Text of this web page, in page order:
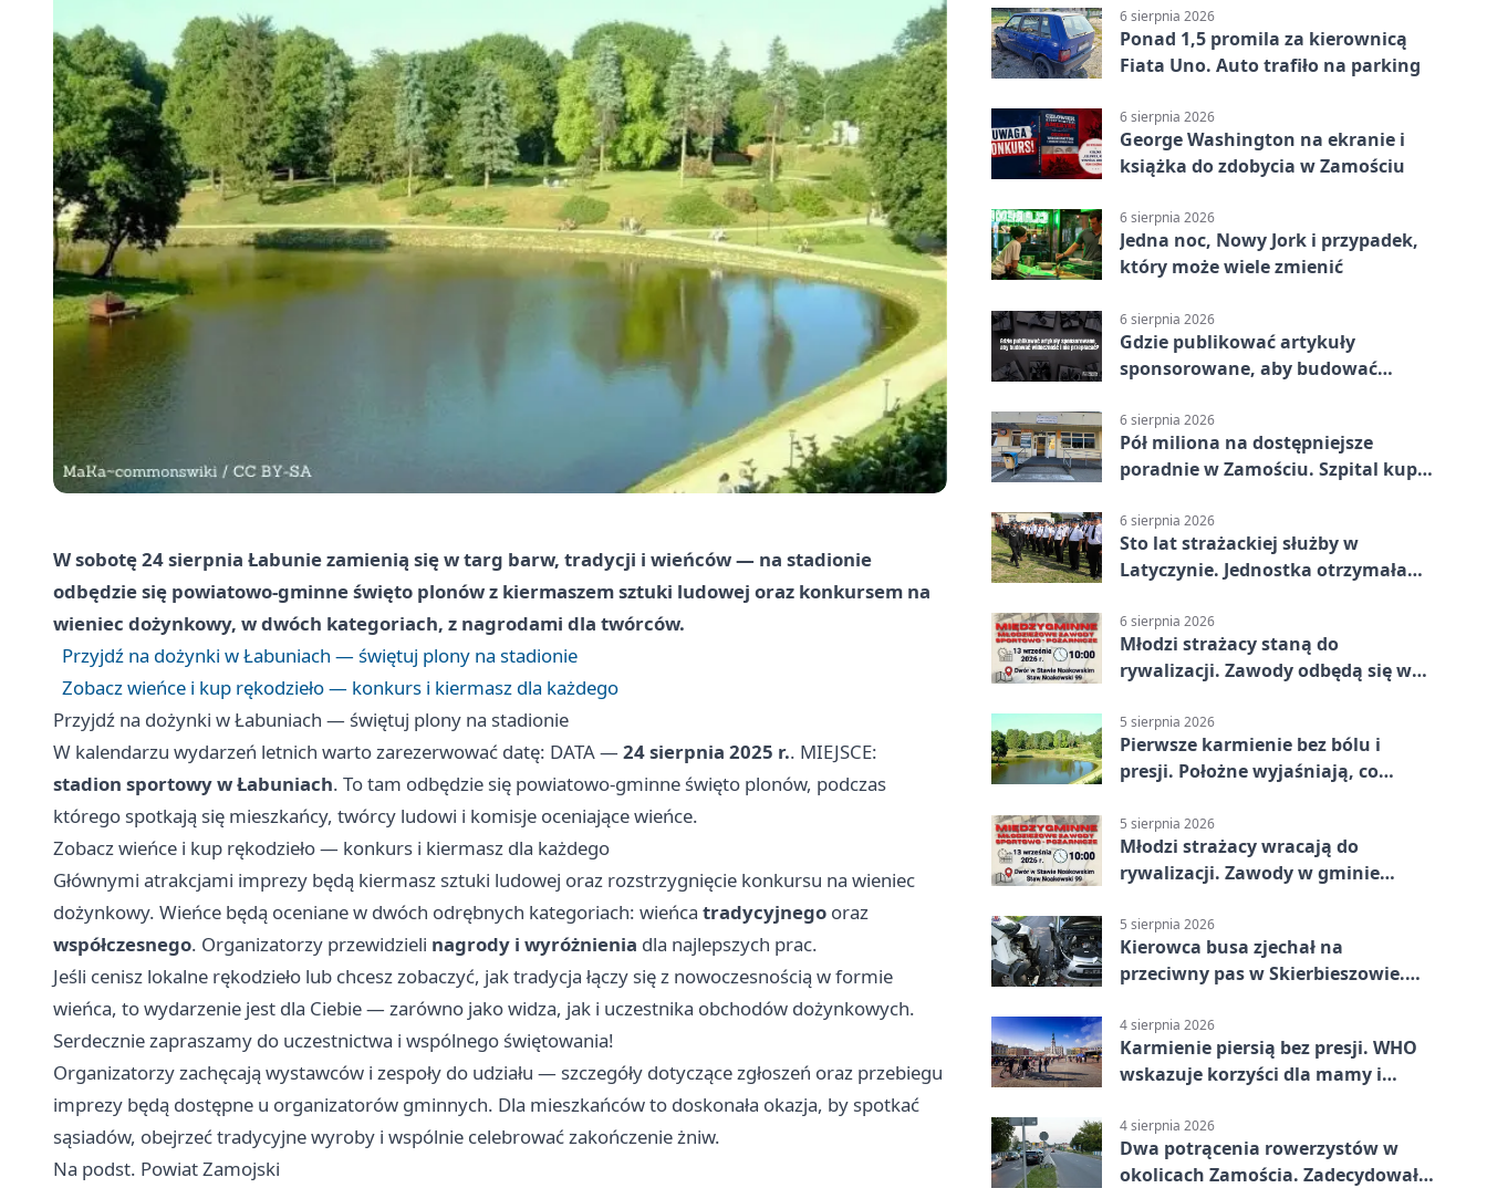
W sobotę 24 sierpnia Łabunie zamienią się w targ barw, tradycji i wieńców — na stadionie
odbędzie się powiatowo-gminne święto plonów z kiermaszem sztuki ludowej oraz konkursem na
wieniec dożynkowy, w dwóch kategoriach, z nagrodami dla twórców.
Przyjdź na dożynki w Łabuniach — świętuj plony na stadionie
Zobacz wieńce i kup rękodzieło — konkurs i kiermasz dla każdego
Przyjdź na dożynki w Łabuniach — świętuj plony na stadionie
W kalendarzu wydarzeń letnich warto zarezerwować datę: DATA — 24 sierpnia 2025 r.. MIEJSCE:
stadion sportowy w Łabuniach. To tam odbędzie się powiatowo-gminne święto plonów, podczas
którego spotkają się mieszkańcy, twórcy ludowi i komisje oceniające wieńce.
Zobacz wieńce i kup rękodzieło — konkurs i kiermasz dla każdego
Głównymi atrakcjami imprezy będą kiermasz sztuki ludowej oraz rozstrzygnięcie konkursu na wieniec
dożynkowy. Wieńce będą oceniane w dwóch odrębnych kategoriach: wieńca tradycyjnego oraz
współczesnego. Organizatorzy przewidzieli nagrody i wyróżnienia dla najlepszych prac.
Jeśli cenisz lokalne rękodzieło lub chcesz zobaczyć, jak tradycja łączy się z nowoczesnością w formie
wieńca, to wydarzenie jest dla Ciebie — zarówno jako widza, jak i uczestnika obchodów dożynkowych.
Serdecznie zapraszamy do uczestnictwa i wspólnego świętowania!
Organizatorzy zachęcają wystawców i zespoły do udziału — szczegóły dotyczące zgłoszeń oraz przebiegu
imprezy będą dostępne u organizatorów gminnych. Dla mieszkańców to doskonała okazja, by spotkać
sąsiadów, obejrzeć tradycyjne wyroby i wspólnie celebrować zakończenie żniw.
Na podst. Powiat Zamojski
6 sierpnia 2026
Ponad 1,5 promila za kierownicą
Fiata Uno. Auto trafiło na parking
6 sierpnia 2026
George Washington na ekranie i
książka do zdobycia w Zamościu
6 sierpnia 2026
Jedna noc, Nowy Jork i przypadek,
który może wiele zmienić
6 sierpnia 2026
Gdzie publikować artykuły
sponsorowane, aby budować
6 sierpnia 2026
Pół miliona na dostępniejsze
poradnie w Zamościu. Szpital kupi
6 sierpnia 2026
Sto lat strażackiej służby w
Latyczynie. Jednostka otrzymała
6 sierpnia 2026
Młodzi strażacy staną do
rywalizacji. Zawody odbędą się w
5 sierpnia 2026
Pierwsze karmienie bez bólu i
presji. Położne wyjaśniają, co
5 sierpnia 2026
Młodzi strażacy wracają do
rywalizacji. Zawody w gminie
5 sierpnia 2026
Kierowca busa zjechał na
przeciwny pas w Skierbieszowie.
4 sierpnia 2026
Karmienie piersią bez presji. WHO
wskazuje korzyści dla mamy i
4 sierpnia 2026
Dwa potrącenia rowerzystów w
okolicach Zamościa. Zadecydowało